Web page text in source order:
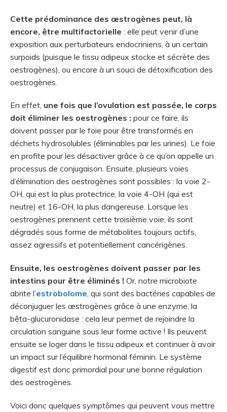
Cette prédominance des œstrogènes peut, là
encore, être multifactorielle : elle peut venir d’une
exposition aux perturbateurs endocriniens, à un certain
surpoids (puisque le tissu adipeux stocke et sécrète des
oestrogènes), ou encore à un souci de détoxification des
oestrogènes.
En effet, une fois que l’ovulation est passée, le corps
doit éliminer les oestrogènes : pour ce faire, ils
doivent passer par le foie pour être transformés en
déchets hydrosolubles (éliminables par les urines). Le foie
en profite pour les désactiver grâce à ce qu’on appelle un
processus de conjugaison. Ensuite, plusieurs voies
d’élimination des oestrogènes sont possibles : la voie 2-
OH, qui est la plus protectrice, la voie 4-OH (qui est
neutre) et 16-OH, la plus dangereuse. Lorsque les
oestrogènes prennent cette troisième voie, ils sont
dégradés sous forme de métabolites toujours actifs,
assez agressifs et potentiellement cancérigènes.
Ensuite, les oestrogènes doivent passer par les
intestins pour être éliminés ! Or, notre microbiote
abrite l’estrobolome, qui sont des bactéries capables de
déconjuguer les œstrogènes grâce à une enzyme, la
bêta-glucuronidase : cela leur permet de rejoindre la
circulation sanguine sous leur forme active ! Ils peuvent
ensuite se loger dans le tissu adipeux et continuer à avoir
un impact sur l’équilibre hormonal féminin. Le système
digestif est donc primordial pour une bonne régulation
des oestrogènes.
Voici donc quelques symptômes qui peuvent vous mettre